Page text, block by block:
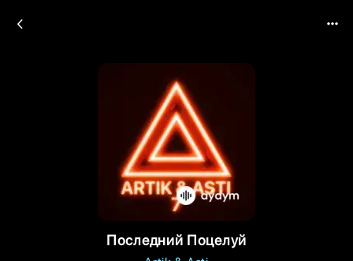
Последний Поцелуй